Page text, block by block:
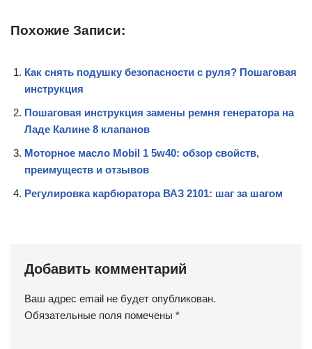
Похожие Записи:
Как снять подушку безопасности с руля? Пошаговая
инструкция
Пошаговая инструкция замены ремня генератора на
Ладе Калине 8 клапанов
Моторное масло Mobil 1 5w40: обзор свойств,
преимуществ и отзывов
Регулировка карбюратора ВАЗ 2101: шаг за шагом
Добавить комментарий
Ваш адрес email не будет опубликован.
Обязательные поля помечены *